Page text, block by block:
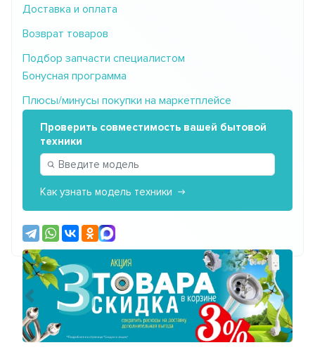
Доставка и оплата
Возврат товаров
Подбор запчасти специалистом
Бонусная программа
Плюсы/минусы покупки на маркетплейсе
Проверить совместимость вашей бытовой
техники
Как узнать модель техники
Предыдущий